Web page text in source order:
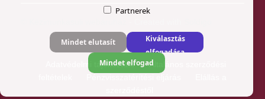
Adatvédelmi tájékoztató
Általános szerződési
Partnerek
Mindet elutasít
Kiválasztás
elfogadása
Mindet elfogad